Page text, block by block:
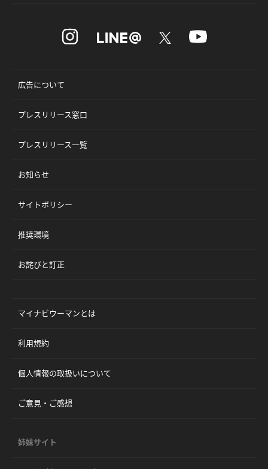
広告について
プレスリリース窓口
プレスリリース一覧
お知らせ
サイトポリシー
推奨環境
お詫びと訂正
マイナビウーマンとは
利用規約
個人情報の取扱いについて
ご意見・ご感想
姉妹サイト